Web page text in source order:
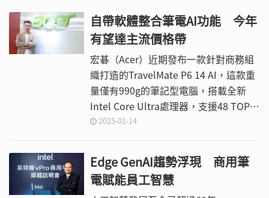
自帶軟體整合筆電AI功能 今年
有望達主流價格帶
宏碁（Acer）近期發布一款針對商務組
織打造的TravelMate P6 14 AI，這款重
量僅有990g的筆記型電腦，搭載全新
Intel Core Ultra處理器，支援48 TOPS
NPU的AI性能、32 GB LPDDR5X的存取
一代Intel Arc顯示晶片，並且將最新AI
軟體工具、安全防護功能整合於此款高
階行動筆電中。
2025-01-14
Edge GenAI趨勢浮現 商用筆
電賦能員工智慧